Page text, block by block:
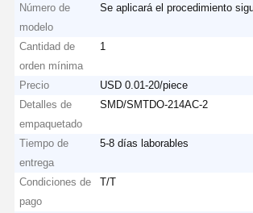
Número de
modelo
Se aplicará el procedimiento
Cantidad de
orden mínima
1
Precio
USD 0.01-20/piece
Detalles de
empaquetado
SMD/SMTDO-214AC-2
Tiempo de
entrega
5-8 días laborables
Condiciones de
pago
T/T